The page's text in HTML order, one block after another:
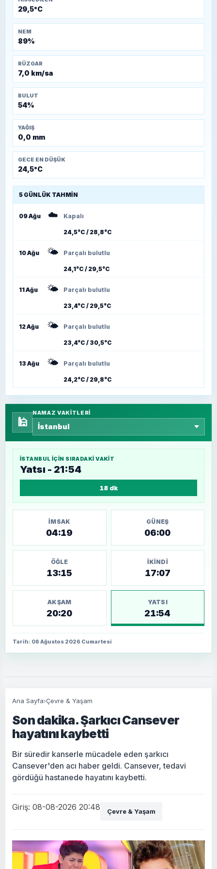
29,5°C
NEM
89%
RÜZGAR
7,0 km/sa
BULUT
54%
YAĞIŞ
0,0 mm
GECE EN DÜŞÜK
24,5°C
5 GÜNLÜK TAHMIN
09 Ağu ☁️ Kapalı
24,5°C / 28,8°C
10 Ağu 🌤️ Parçalı bulutlu
24,1°C / 29,5°C
11 Ağu 🌤️ Parçalı bulutlu
23,4°C / 29,5°C
12 Ağu 🌤️ Parçalı bulutlu
23,4°C / 30,5°C
13 Ağu 🌤️ Parçalı bulutlu
24,2°C / 29,8°C
🕌
NAMAZ VAKITLERI
İSTANBUL IÇIN SIRADAKI VAKIT
Yatsı - 21:54
18 dk
İMSAK
04:19
GÜNEŞ
06:00
ÖĞLE
13:15
İKINDI
17:07
AKŞAM
20:20
YATSI
21:54
Tarih: 08 Ağustos 2026 Cumartesi
Ana Sayfa›Çevre & Yaşam
Son dakika. Şarkıcı Cansever
hayatını kaybetti
Bir süredir kanserle mücadele eden şarkıcı
Cansever'den acı haber geldi. Cansever, tedavi
gördüğü hastanede hayatını kaybetti.
Giriş: 08-08-2026 20:48 Çevre & Yaşam